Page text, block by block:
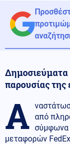
Δημοσιεύματα
παρουσίας της
Α από
σύμφωνα
μεταφορών